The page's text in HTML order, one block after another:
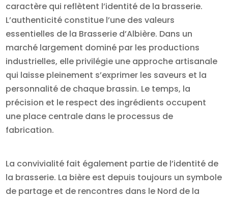
caractère qui reflètent l’identité de la brasserie.
L’authenticité constitue l’une des valeurs
essentielles de la Brasserie d’Albière. Dans un
marché largement dominé par les productions
industrielles, elle privilégie une approche artisanale
qui laisse pleinement s’exprimer les saveurs et la
personnalité de chaque brassin. Le temps, la
précision et le respect des ingrédients occupent
une place centrale dans le processus de
fabrication.
La convivialité fait également partie de l’identité de
la brasserie. La bière est depuis toujours un symbole
de partage et de rencontres dans le Nord de la